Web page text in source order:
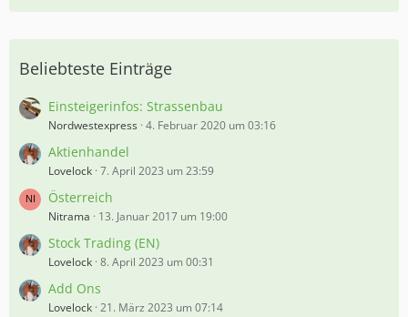
Beliebteste Einträge
Einsteigerinfos: Strassenbau
Nordwestexpress 4. Februar 2020 um 03:16
Aktienhandel
Lovelock 7. April 2023 um 23:59
Österreich
Nitrama 13. Januar 2017 um 19:00
Stock Trading (EN)
Lovelock 8. April 2023 um 00:31
Add Ons
Lovelock 21. März 2023 um 07:14